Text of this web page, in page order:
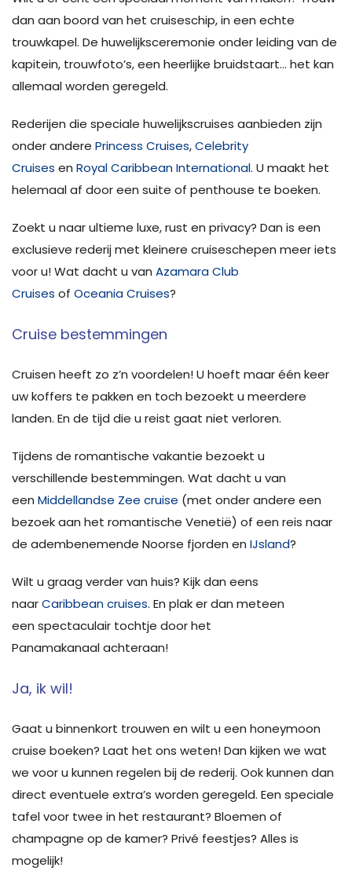
dan aan boord van het cruiseschip, in een echte
trouwkapel. De huwelijksceremonie onder leiding van de
kapitein, trouwfoto’s, een heerlijke bruidstaart… het kan
allemaal worden geregeld.
Rederijen die speciale huwelijkscruises aanbieden zijn
onder andere Princess Cruises,Celebrity
Cruises en Royal Caribbean International. U maakt het
helemaal af door een suite of penthouse te boeken.
Zoekt u naar ultieme luxe, rust en privacy? Dan is een
exclusieve rederij met kleinere cruiseschepen meer iets
voor u! Wat dacht u van Azamara Club
Cruises of Oceania Cruises?
Cruise bestemmingen
Cruisen heeft zo z’n voordelen! U hoeft maar één keer
uw koffers te pakken en toch bezoekt u meerdere
landen. En de tijd die u reist gaat niet verloren.
Tijdens de romantische vakantie bezoekt u
verschillende bestemmingen. Wat dacht u van
een Middellandse Zee cruise (met onder andere een
bezoek aan het romantische Venetië) of een reis naar
de adembenemende Noorse fjorden en IJsland?
Wilt u graag verder van huis? Kijk dan eens
naarCaribbean cruises. En plak er dan meteen
een spectaculair tochtje door het
Panamakanaal achteraan!
Ja, ik wil!
Gaat u binnenkort trouwen en wilt u een honeymoon
cruise boeken? Laat het ons weten! Dan kijken we wat
we voor u kunnen regelen bij de rederij. Ook kunnen dan
direct eventuele extra’s worden geregeld. Een speciale
tafel voor twee in het restaurant? Bloemen of
champagne op de kamer? Privé feestjes? Alles is
mogelijk!